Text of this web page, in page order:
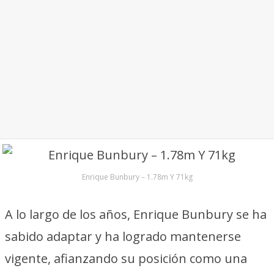
Enrique Bunbury – 1.78m Y 71kg
A lo largo de los años, Enrique Bunbury se ha
sabido adaptar y ha logrado mantenerse
vigente, afianzando su posición como una